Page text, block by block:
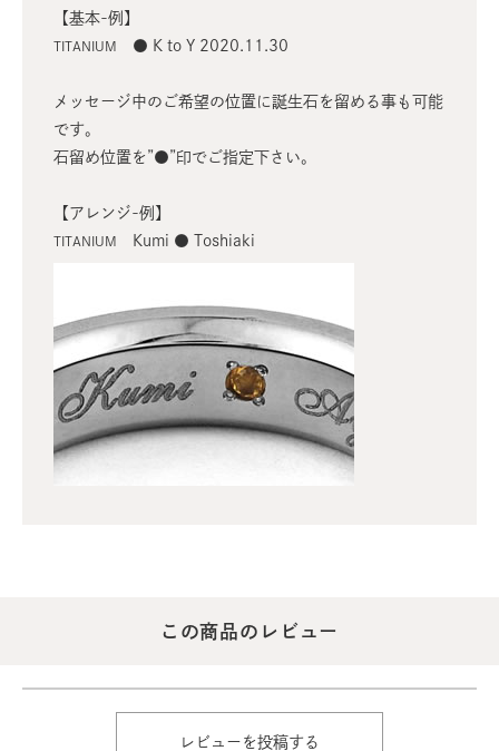
【基本-例】
TITANIUM ● K to Y 2020.11.30
メッセージ中のご希望の位置に誕生石を留める事も可能
です。
石留め位置を”●”印でご指定下さい。
【アレンジ-例】
TITANIUM Kumi ● Toshiaki
この商品のレビュー
レビューを投稿する